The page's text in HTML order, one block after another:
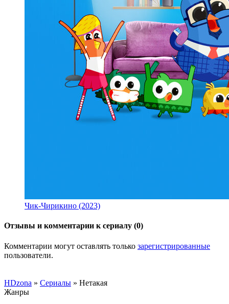
Чик-Чирикино (2023)
Отзывы и комментарии к сериалу (0)
Комментарии могут оставлять только зарегистрированные
пользователи.
HDzona » Сериалы » Нетакая
Жанры